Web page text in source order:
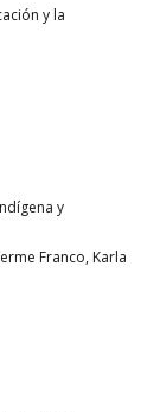
y la
y
Franco, Karla